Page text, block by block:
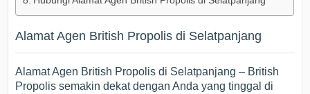
Alamat Agen British Propolis di Selatpanjang
Alamat Agen British Propolis di Selatpanjang – British
Propolis semakin dekat dengan Anda yang tinggal di